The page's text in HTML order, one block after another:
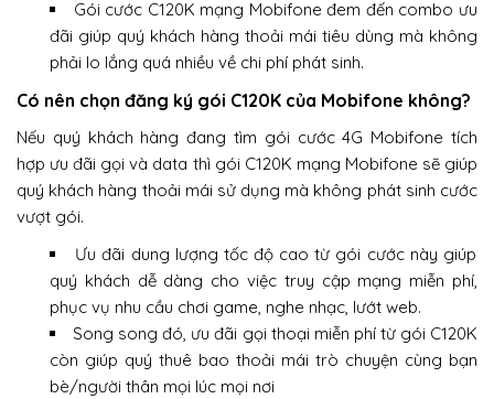
Gói cước C120K mạng Mobifone đem đến combo ưu
đãi giúp quý khách hàng thoải mái tiêu dùng mà không
phải lo lắng quá nhiều về chi phí phát sinh.
Có nên chọn đăng ký gói C120K của Mobifone không?
Nếu quý khách hàng đang tìm gói cước 4G Mobifone tích
hợp ưu đãi gọi và data thì gói C120K mạng Mobifone sẽ giúp
quý khách hàng thoải mái sử dụng mà không phát sinh cước
vượt gói.
Ưu đãi dung lượng tốc độ cao từ gói cước này giúp
quý khách dễ dàng cho việc truy cập mạng miễn phí,
phục vụ nhu cầu chơi game, nghe nhạc, lướt web.
Song song đó, ưu đãi gọi thoại miễn phí từ gói C120K
còn giúp quý thuê bao thoải mái trò chuyện cùng bạn
bè/người thân mọi lúc mọi nơi